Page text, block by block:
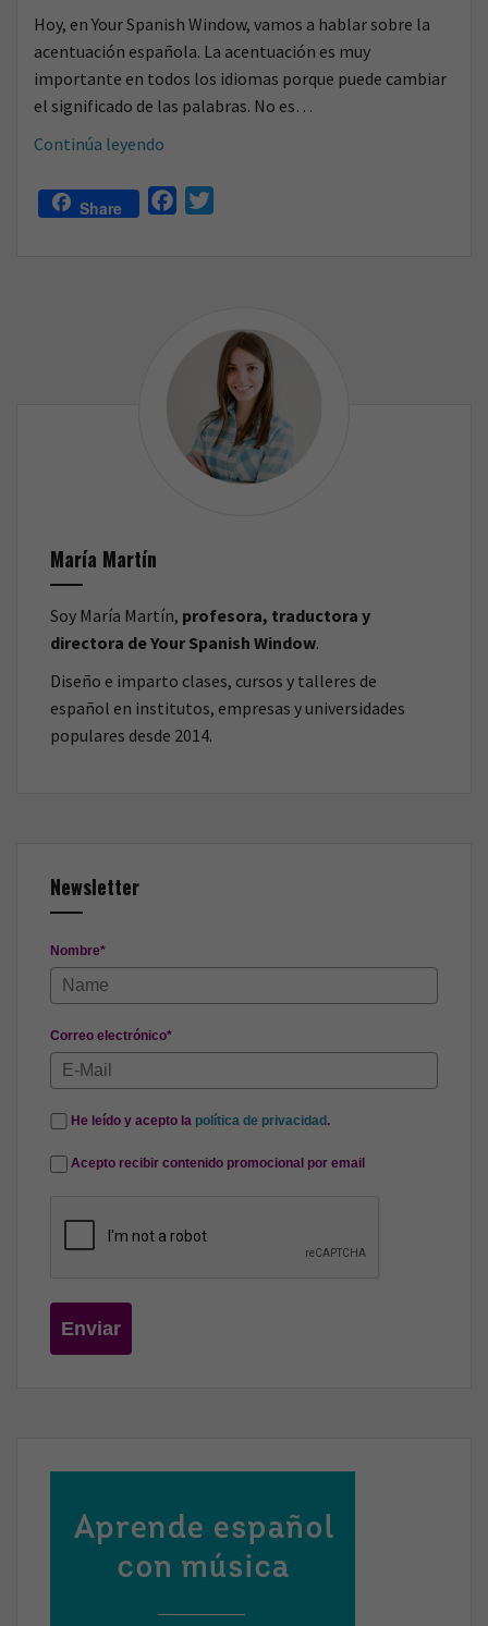
Hoy, en Your Spanish Window, vamos a hablar sobre la
acentuación española. La acentuación es muy
importante en todos los idiomas porque puede cambiar
el significado de las palabras. No es…
Continúa leyendo
la
españolas?
Share
r
María Martín
Soy María Martín, profesora, traductora y
directora de Your Spanish Window.
Diseño e imparto clases, cursos y talleres de
español en institutos, empresas y universidades
populares desde 2014.
Newsletter
Nombre*
Correo electrónico*
He leído y acepto la política de privacidad .
Acepto recibir contenido promocional por email
Enviar